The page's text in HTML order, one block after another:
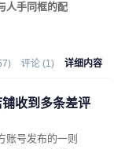
人手同框的配
评论 (1) 详细内容
收到多条差评
账号发布的一则